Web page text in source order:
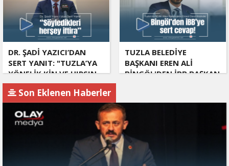
DR. ŞADİ YAZICI’DAN
SERT YANIT: "TUZLA’YA
YÖNELİK KİN VE HIRSIN
TUTARSIZLIKLAR
MANZUMESİ"
TUZLA BELEDİYE
BAŞKANI EREN ALİ
BİNGÖL'DEN İBB BAŞKAN
Son Eklenen Haberler